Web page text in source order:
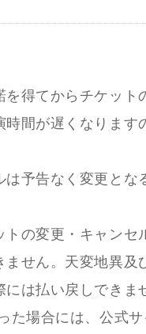
得てからチケッ
時間が遅くなりま
予告なく変更と
の変更・キャン
せん。天変地異
は払い戻しでき
た場合には、公式